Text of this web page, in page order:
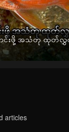
ာင်းဖို့ အသံတု ထုတ်လွှ
articles